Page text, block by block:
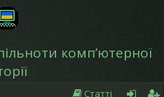
компʼютерної
Статті